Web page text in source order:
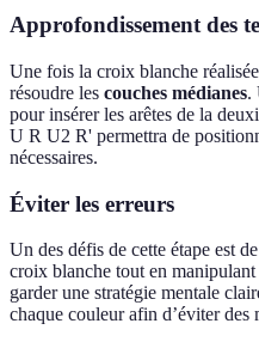
Approfondissement des
Une fois la croix blanche
résoudre les couches médianes.
pour insérer les arêtes de la
U R U2 R' permettra de
nécessaires.
Éviter les erreurs
Un des défis de cette étape est
croix blanche tout en
garder une stratégie mentale
chaque couleur afin d’éviter des